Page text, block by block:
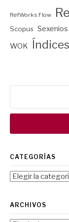
RefWorks Flow
Scopus Sexenios
WOK
CATEGORÍAS
Categorías
ARCHIVOS